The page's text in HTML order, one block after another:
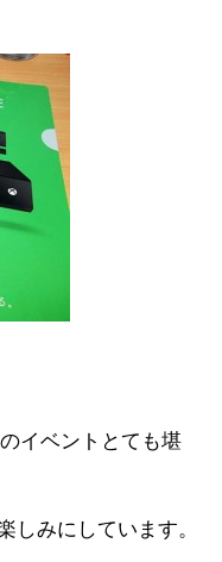
イベントとても堪
しみにしています。